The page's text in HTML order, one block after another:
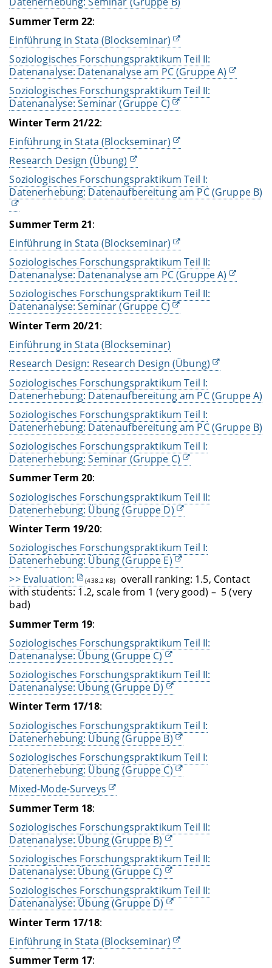
Summer Term 22:
Einführung in Stata (Blockseminar)
Soziologisches Forschungspraktikum Teil II:
Datenanalyse: Datenanalyse am PC (Gruppe A)
Soziologisches Forschungspraktikum Teil II:
Datenanalyse: Seminar (Gruppe C)
Winter Term21/22:
Einführung in Stata (Blockseminar)
Research Design (Übung)
Soziologisches Forschungspraktikum Teil I:
Datenerhebung: Datenaufbereitung am PC (Gruppe B)
Summer Term 21:
Einführung in Stata (Blockseminar)
Soziologisches Forschungspraktikum Teil II:
Datenanalyse: Datenanalyse am PC (Gruppe A)
Soziologisches Forschungspraktikum Teil II:
Datenanalyse: Seminar (Gruppe C)
Winter Term20/21:
Einführung in Stata (Blockseminar)
Research Design: Research Design (Übung)
Soziologisches Forschungspraktikum Teil I:
Datenerhebung: Datenaufbereitung am PC (Gruppe A)
Soziologisches Forschungspraktikum Teil I:
Datenerhebung: Datenaufbereitung am PC (Gruppe B)
Soziologisches Forschungspraktikum Teil I:
Datenerhebung: Seminar (Gruppe C)
Summer Term 20:
Soziologisches Forschungspraktikum Teil II:
Datenerhebung: Übung (Gruppe D)
Winter Term 19/20:
Soziologisches Forschungspraktikum Teil I:
Datenerhebung: Übung (Gruppe E)
>> Evaluation:
(438.2 KB)
overall ranking: 1.5, Contact
with students: 1.2, scale from 1 (very good) – 5 (very
bad)
Summer Term 19:
Soziologisches Forschungspraktikum Teil II:
Datenanalyse: Übung (Gruppe C)
Soziologisches Forschungspraktikum Teil II:
Datenanalyse: Übung (Gruppe D)
Winter Term 17/18:
Soziologisches Forschungspraktikum Teil I:
Datenerhebung: Übung (Gruppe B)
Soziologisches Forschungspraktikum Teil I:
Datenerhebung: Übung (Gruppe C)
Mixed-Mode-Surveys
Summer Term 18:
Soziologisches Forschungspraktikum Teil II:
Datenanalyse: Übung (Gruppe B)
Soziologisches Forschungspraktikum Teil II:
Datenanalyse: Übung (Gruppe C)
Soziologisches Forschungspraktikum Teil II:
Datenanalyse: Übung (Gruppe D)
Winter Term 17/18:
Einführung in Stata (Blockseminar)
Summer Term 17: